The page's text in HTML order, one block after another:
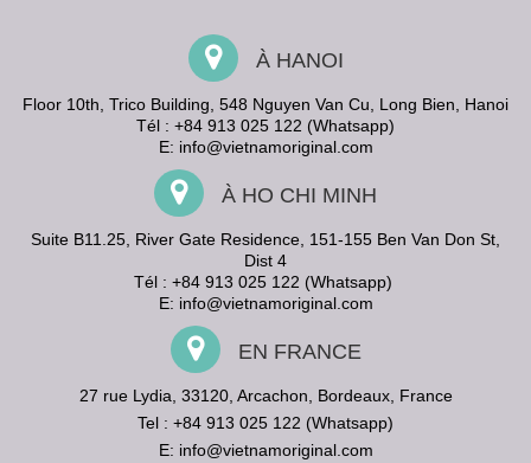
À HANOI
Floor 10th, Trico Building, 548 Nguyen Van Cu, Long Bien, Hanoi
Tél : +84 913 025 122 (Whatsapp)
E: info@vietnamoriginal.com
À HO CHI MINH
Suite B11.25, River Gate Residence, 151-155 Ben Van Don St,
Dist 4
Tél : +84 913 025 122 (Whatsapp)
E: info@vietnamoriginal.com
EN FRANCE
27 rue Lydia, 33120, Arcachon, Bordeaux, France
Tel : +84 913 025 122 (Whatsapp)
E: info@vietnamoriginal.com